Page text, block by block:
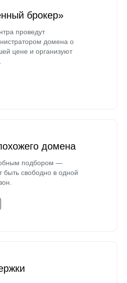
брокер»
проведут
домена о
цене и организуют
домена
подбором —
свободно в одной